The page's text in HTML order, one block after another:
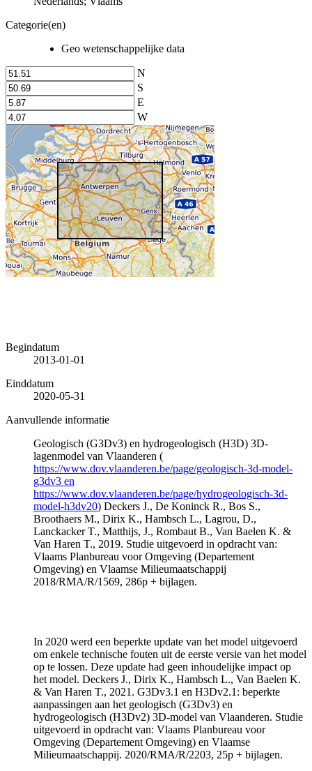
Categorie(en)
Geo wetenschappelijke data
N
S
E
W
Begindatum
2013-01-01
Einddatum
2020-05-31
Aanvullende informatie
Geologisch (G3Dv3) en hydrogeologisch (H3D) 3D-
lagenmodel van Vlaanderen (
https://www.dov.vlaanderen.be/page/geologisch-3d-model-
g3dv3 en
https://www.dov.vlaanderen.be/page/hydrogeologisch-3d-
model-h3dv20) Deckers J., De Koninck R., Bos S.,
Broothaers M., Dirix K., Hambsch L., Lagrou, D.,
Lanckacker T., Matthijs, J., Rombaut B., Van Baelen K. &
Van Haren T., 2019. Studie uitgevoerd in opdracht van:
Vlaams Planbureau voor Omgeving (Departement
Omgeving) en Vlaamse Milieumaatschappij
2018/RMA/R/1569, 286p + bijlagen.
In 2020 werd een beperkte update van het model uitgevoerd
om enkele technische fouten uit de eerste versie van het model
op te lossen. Deze update had geen inhoudelijke impact op
het model. Deckers J., Dirix K., Hambsch L., Van Baelen K.
& Van Haren T., 2021. G3Dv3.1 en H3Dv2.1: beperkte
aanpassingen aan het geologisch (G3Dv3) en
hydrogeologisch (H3Dv2) 3D-model van Vlaanderen. Studie
uitgevoerd in opdracht van: Vlaams Planbureau voor
Omgeving (Departement Omgeving) en Vlaamse
Milieumaatschappij. 2020/RMA/R/2203, 25p + bijlagen.